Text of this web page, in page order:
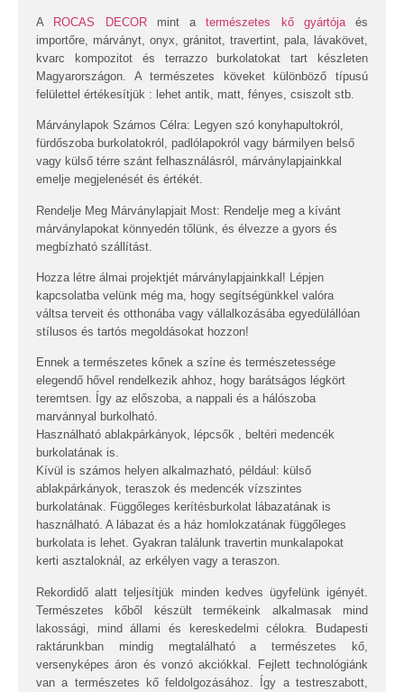
A ROCAS DECORmint atermészetes kő gyártójaés
importőre, márványt, onyx, gránitot, travertint, pala, lávakövet,
kvarc kompozitot és terrazzo burkolatokat tart készleten
Magyarországon. A természetes köveket különböző típusú
felülettel értékesítjük : lehet antik, matt, fényes, csiszolt stb.
Márványlapok Számos Célra: Legyen szó konyhapultokról,
fürdőszoba burkolatokról, padlólapokról vagy bármilyen belső
vagy külső térre szánt felhasználásról, márványlapjainkkal
emelje megjelenését és értékét.
Rendelje Meg Márványlapjait Most: Rendelje meg a kívánt
márványlapokat könnyedén tőlünk, és élvezze a gyors és
megbízható szállítást.
Hozza létre álmai projektjét márványlapjainkkal! Lépjen
kapcsolatba velünk még ma, hogy segítségünkkel valóra
váltsa terveit és otthonába vagy vállalkozásába egyedülállóan
stílusos és tartós megoldásokat hozzon!
Ennek a természetes kőnek a színe és természetessége
elegendő hővel rendelkezik ahhoz, hogy barátságos légkört
teremtsen. Így az előszoba, a nappali és a hálószoba
marvánnyal burkolható.
Használható ablakpárkányok, lépcsők , beltéri medencék
burkolatának is.
Kívül is számos helyen alkalmazható, például: külső
ablakpárkányok, teraszok és medencék vízszintes
burkolatának. Függőleges kerítésburkolat lábazatának is
használható. A lábazat és a ház homlokzatának függőleges
burkolata is lehet. Gyakran találunk travertin munkalapokat
kerti asztaloknál, az erkélyen vagy a teraszon.
Rekordidő alatt teljesítjük minden kedves ügyfelünk igényét.
Természetes kőből készült termékeink alkalmasak mind
lakossági, mind állami és kereskedelmi célokra. Budapesti
raktárunkban mindig megtalálható a természetes kő,
versenyképes áron és vonzó akciókkal. Fejlett technológiánk
van a természetes kő feldolgozásához. Így a testreszabott,